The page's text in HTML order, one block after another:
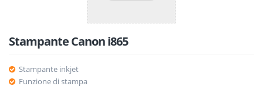
Stampante Canon i865
Stampante inkjet
Funzione di stampa